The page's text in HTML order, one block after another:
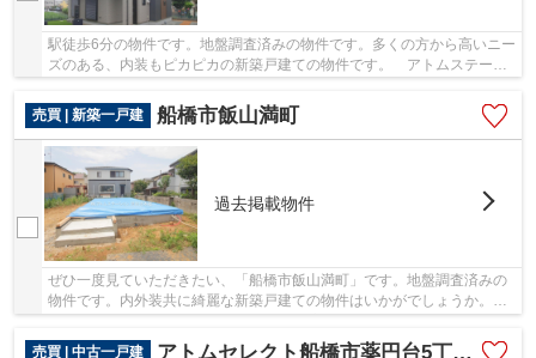
駅徒歩6分の物件です。地盤調査済みの物件です。多くの方から高いニー
ズのある、内装もピカピカの新築戸建ての物件です。 アトムステーシ
売買 | 新築一戸建
船橋市飯山満町
過去掲載物件
ぜひ一度見ていただきたい、「船橋市飯山満町」です。地盤調査済みの
物件です。内外装共に綺麗な新築戸建ての物件はいかがでしょうか。駅
売買 | 中古一戸建
アトムセレクト船橋市薬円台5丁目中古戸建